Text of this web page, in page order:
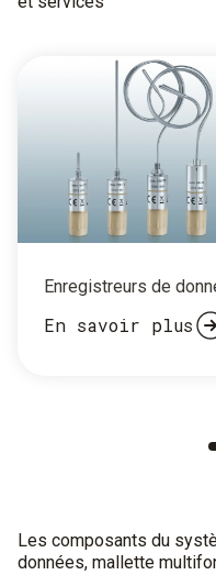
Enregistreurs de
En savoir plus
Les composants du
données, mallette